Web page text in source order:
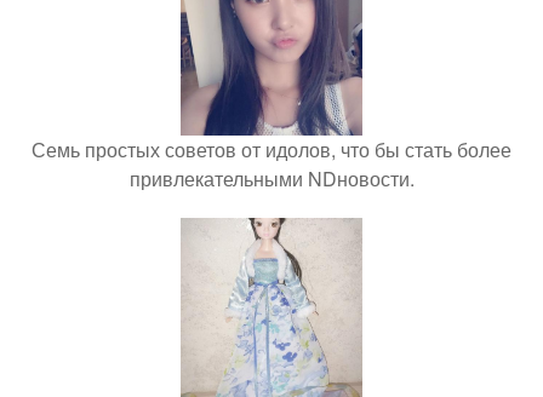
Семь простых советов от идолов, что бы стать более
привлекательными NDновости.